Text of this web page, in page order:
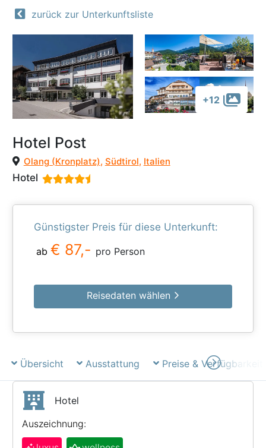
zurück zur Unterkunftsliste
+12
Hotel Post
Olang (Kronplatz), Südtirol, Italien
Hotel
Günstigster Preis für diese Unterkunft:
ab € 87,- pro Person
Reisedaten wählen
Übersicht Ausstattung Preise & Verfügbarkeit
Hotel
Auszeichnung: